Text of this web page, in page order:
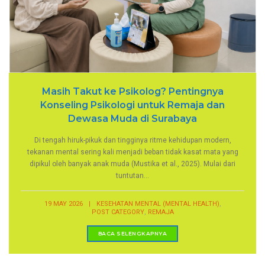
Masih Takut ke Psikolog? Pentingnya
Konseling Psikologi untuk Remaja dan
Dewasa Muda di Surabaya
Di tengah hiruk-pikuk dan tingginya ritme kehidupan modern,
tekanan mental sering kali menjadi beban tidak kasat mata yang
dipikul oleh banyak anak muda (Mustika et al., 2025). Mulai dari
tuntutan...
19 MAY 2026 | KESEHATAN MENTAL (MENTAL HEALTH),
POST CATEGORY, REMAJA
BACA SELENGKAPNYA